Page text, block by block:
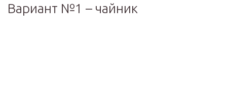
Вариант №1 – чайник